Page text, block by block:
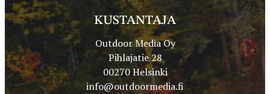
KUSTANTAJA
Outdoor Media Oy
Pihlajatie 28
00270 Helsinki
info@outdoormedia.fi